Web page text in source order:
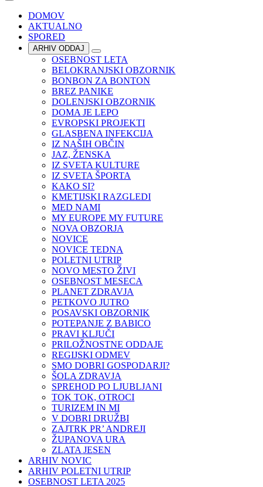
DOMOV
AKTUALNO
SPORED
ARHIV ODDAJ
OSEBNOST LETA
BELOKRANJSKI OBZORNIK
BONBON ZA BONTON
BREZ PANIKE
DOLENJSKI OBZORNIK
DOMA JE LEPO
EVROPSKI PROJEKTI
GLASBENA INFEKCIJA
IZ NAŠIH OBČIN
JAZ, ŽENSKA
IZ SVETA KULTURE
IZ SVETA ŠPORTA
KAKO SI?
KMETIJSKI RAZGLEDI
MED NAMI
MY EUROPE MY FUTURE
NOVA OBZORJA
NOVICE
NOVICE TEDNA
POLETNI UTRIP
NOVO MESTO ŽIVI
OSEBNOST MESECA
PLANET ZDRAVJA
PETKOVO JUTRO
POSAVSKI OBZORNIK
POTEPANJE Z BABICO
PRAVI KLJUČI
PRILOŽNOSTNE ODDAJE
REGIJSKI ODMEV
SMO DOBRI GOSPODARJI?
ŠOLA ZDRAVJA
SPREHOD PO LJUBLJANI
TOK TOK, OTROCI
TURIZEM IN MI
V DOBRI DRUŽBI
ZAJTRK PR’ ANDREJI
ŽUPANOVA URA
ZLATA JESEN
ARHIV NOVIC
ARHIV POLETNI UTRIP
OSEBNOST LETA 2025